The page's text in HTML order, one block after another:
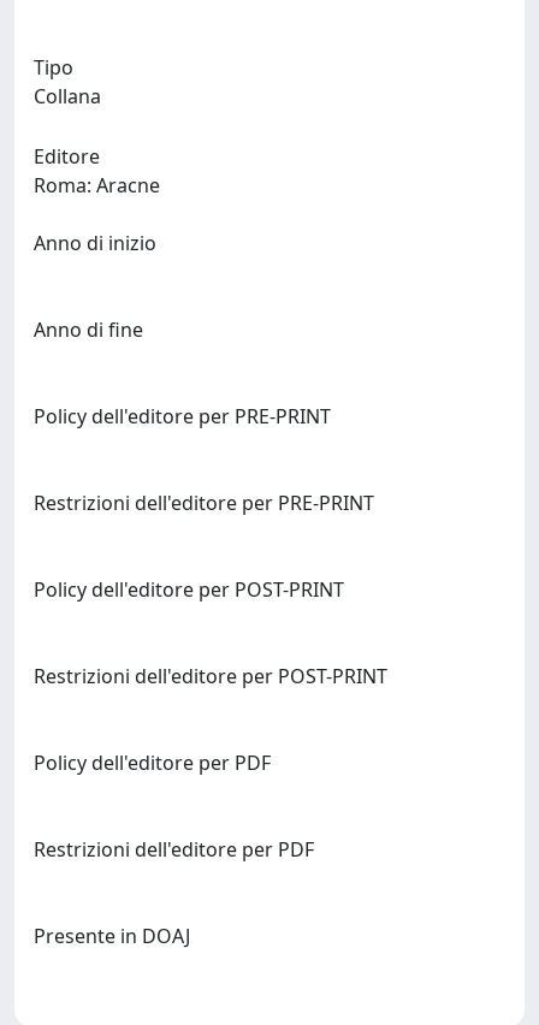
Tipo
Collana
Editore
Anno di inizio
Anno di fine
Policy dell'editore per PRE-PRINT
Restrizioni dell'editore per PRE-PRINT
Policy dell'editore per POST-PRINT
Restrizioni dell'editore per POST-PRINT
Policy dell'editore per PDF
Restrizioni dell'editore per PDF
Presente in DOAJ